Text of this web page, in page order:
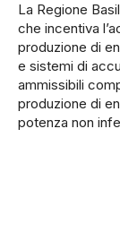
La Regione
che incentiva
produzione di
e sistemi di
ammissibili
produzione di
potenza non